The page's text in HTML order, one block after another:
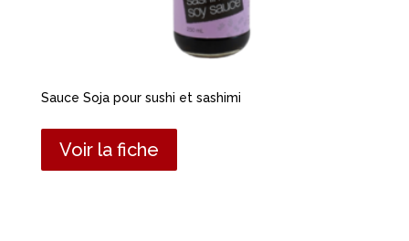
Sauce Soja pour sushi et sashimi
Voir la fiche